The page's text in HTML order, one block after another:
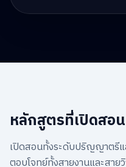
หลักสูตรที่เปิดสอน
เปิดสอนทั้งระดับปริญญาตรี
ตอบโจทย์ทั้งสายงานและสาย